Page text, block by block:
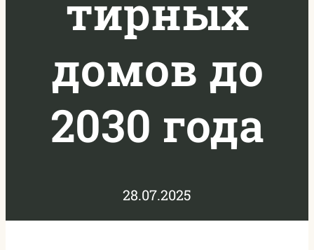
тирных
домов до
2030 года
28.07.2025